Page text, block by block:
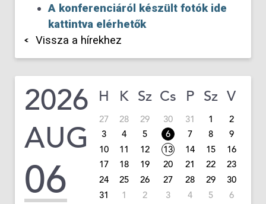
A konferenciáról készült fotók ide
kattintva elérhetők
Vissza a hírekhez
2026
AUG
06
H K Sz Cs P Sz V
27 28 29 30 31 1
2
3
4 5 6 7 8
9
10
11 12 13 14 15
16
17
18 19 20 21 22
23
24
25 26 27 28 29
30
31
1 2 3 4 5 6